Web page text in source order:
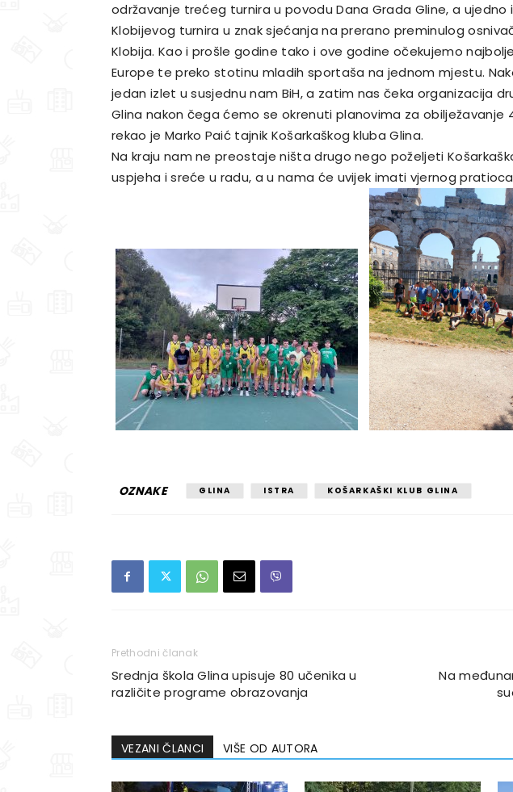
održavanje trećeg turnira u povodu Dana Grada Gline, a ujedno
Klobijevog turnira u znak sjećanja na prerano preminulog
Klobija. Kao i prošle godine tako i ove godine očekujemo
Europe te preko stotinu mladih sportaša na jednom mjestu.
jedan izlet u susjednu nam BiH, a zatim nas čeka organizacija
Glina nakon čega ćemo se okrenuti planovima za obilježavanje
rekao je Marko Paić tajnik Košarkaškog kluba Glina.
Na kraju nam ne preostaje ništa drugo nego poželjeti
uspjeha i sreće u radu, a u nama će uvijek imati vjernog
OZNAKE GLINA ISTRA KOŠARKAŠKI KLUB GLINA
Prethodni članak
Srednja škola Glina upisuje 80 učenika u
različite programe obrazovanja
Na
VEZANI ČLANCI VIŠE OD AUTORA